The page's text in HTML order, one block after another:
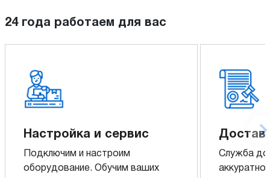
24 года работаем для вас
Настройка и сервис
Подключим и настроим
оборудование. Обучим ваших
Служба
аккуратно